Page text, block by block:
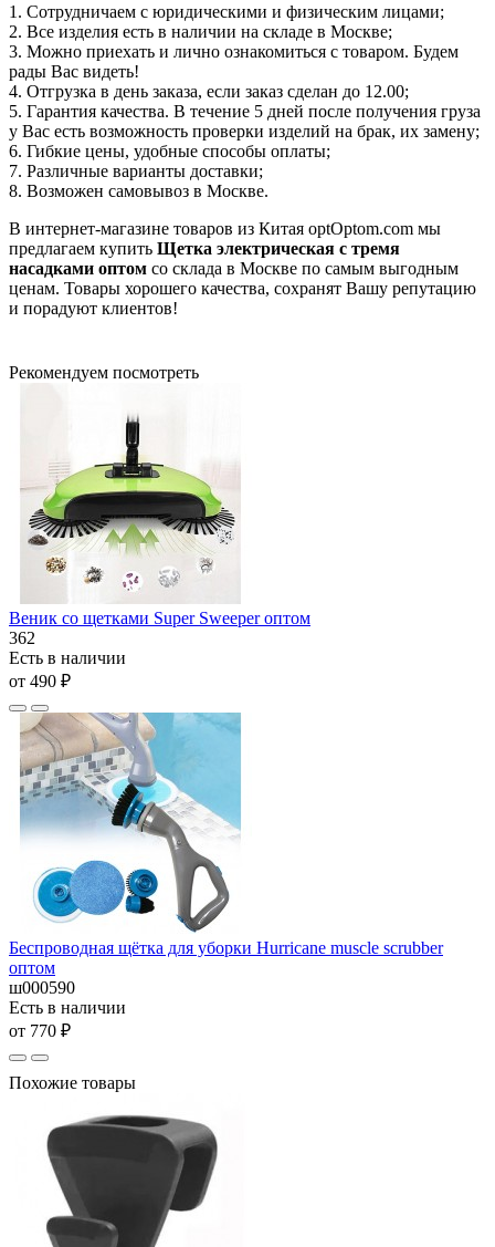
1. Сотрудничаем с юридическими и физическим лицами;
2. Все изделия есть в наличии на складе в Москве;
3. Можно приехать и лично ознакомиться с товаром. Будем
рады Вас видеть!
4. Отгрузка в день заказа, если заказ сделан до 12.00;
5. Гарантия качества. В течение 5 дней после получения груза
у Вас есть возможность проверки изделий на брак, их замену;
6. Гибкие цены, удобные способы оплаты;
7. Различные варианты доставки;
8. Возможен самовывоз в Москве.
В интернет-магазине товаров из Китая optOptom.com мы
предлагаем купить Щетка электрическая с тремя
насадками оптом со склада в Москве по самым выгодным
ценам. Товары хорошего качества, сохранят Вашу репутацию
и порадуют клиентов!
Рекомендуем посмотреть
Веник со щетками Super Sweeper оптом
362
Есть в наличии
от 490 ₽
Беспроводная щётка для уборки Hurricane muscle scrubber
оптом
ш000590
Есть в наличии
от 770 ₽
Похожие товары